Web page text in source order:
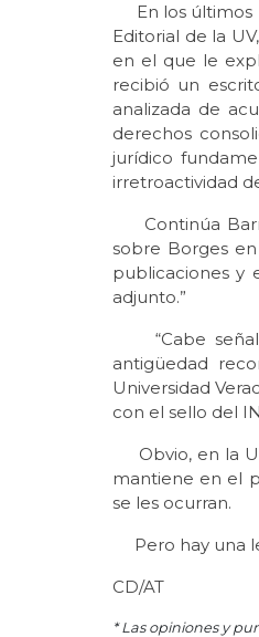
En los últimos
Editorial de la
en el que le
recibió un
analizada de
derechos
jurídico
irretroactividad
Continúa
sobre Borges
publicaciones y
adjunto.”
“Cabe
antigüedad
Universidad
con el sello del
Obvio, en la
mantiene en el
se les ocurran.
Pero hay una
CD/AT
* Las opiniones y